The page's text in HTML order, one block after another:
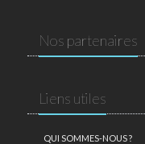
Nos partenaires
Liens utiles
QUI SOMMES-NOUS ?